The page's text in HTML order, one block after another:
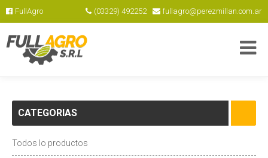
FullAgro (03329) 492252 fullagro@perezmillan.com.ar
CATEGORIAS
Todos lo productos